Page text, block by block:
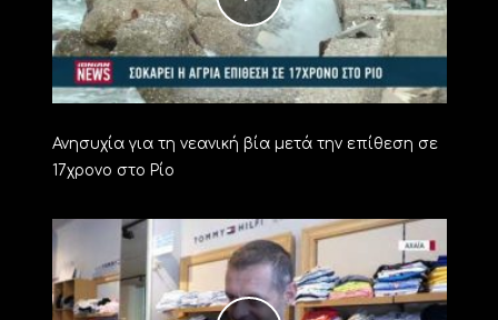
Ανησυχία για τη νεανική βία μετά την επίθεση σε
17χρονο στο Ρίο